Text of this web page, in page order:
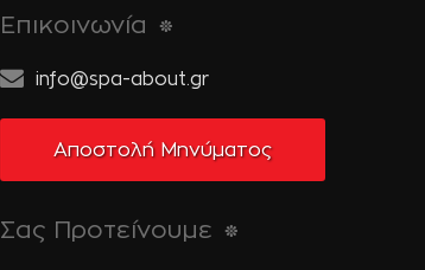
Επικοινωνία
info@spa-about.gr
Αποστολή Μηνύματος
Σας Προτείνουμε